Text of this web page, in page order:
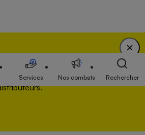
unique tout en soutenant
% indépendante de l'Etat, des
des syndicats, des producteurs et des
Services Nos combats Rechercher